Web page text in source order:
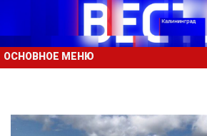
ОСНОВНОЕ МЕНЮ